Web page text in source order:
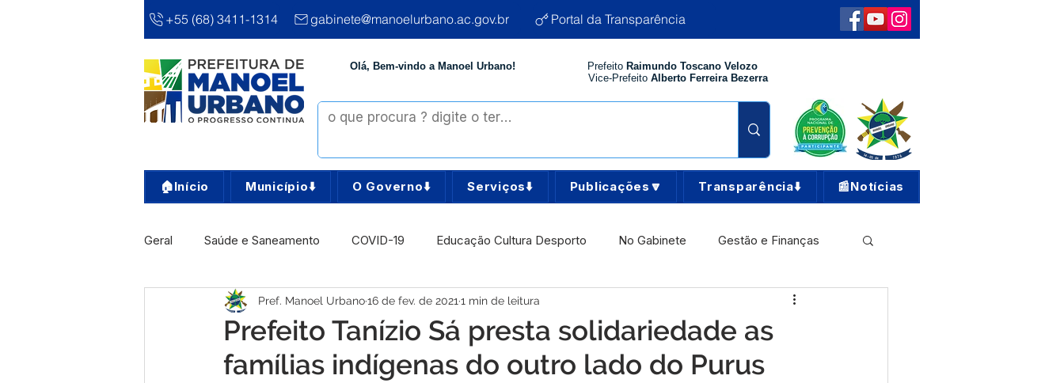
+55 (68) 3411-1314 gabinete@manoelurbano.ac.gov.br Portal da Transparência
Olá, Bem-vindo a Manoel Urbano! Prefeito Raimundo Toscano Velozo
Vice-Prefeito Alberto Ferreira Bezerra
🏠Início Município⬇️ O Governo⬇️ Serviços⬇️ Publicações🔽 Transparência⬇️ 📰Notícias
Geral Saúde e Saneamento COVID-19 Educação Cultura Desporto No Gabinete Gestão e Finanças
Infra, Obra e Transporte Assistência Social Comunidade Meio Ambiente
Concursos Comunicado Institucional e Governo Campanhas Datas Comemorativas
Prefeito Tanízio Sá presta solidariedade as
famílias indígenas do outro lado do Purus
Pref. Manoel Urbano16 de fev. de 2021 1 min de leitura